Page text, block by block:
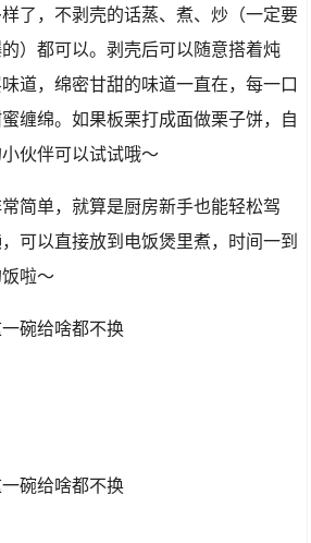
了，不剥壳的话蒸、煮、炒（一定要
）都可以。剥壳后可以随意搭着炖
道，绵密甘甜的味道一直在，每一口
缠绵。如果板栗打成面做栗子饼，自
伙伴可以试试哦～
简单，就算是厨房新手也能轻松驾
可以直接放到电饭煲里煮，时间一到
啦～